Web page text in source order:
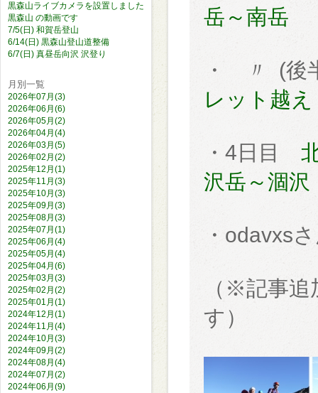
黒森山ライブカメラを設置しました
黒森山 の動画です
7/5(日) 和賀岳登山
6/14(日) 黒森山登山道整備
6/7(日) 真昼岳向沢 沢登り
月別一覧
2026年07月(3)
2026年06月(6)
2026年05月(2)
2026年04月(4)
2026年03月(5)
2026年02月(2)
2025年12月(1)
2025年11月(3)
2025年10月(3)
2025年09月(3)
2025年08月(3)
2025年07月(1)
2025年06月(4)
2025年05月(4)
2025年04月(6)
2025年03月(3)
2025年02月(2)
2025年01月(1)
2024年12月(1)
2024年11月(4)
2024年10月(3)
2024年09月(2)
2024年08月(4)
2024年07月(2)
2024年06月(9)
岳～南岳
・ 〃 (後
レット越え
・4日目
沢岳～涸沢
・odavxs
（※記事
す）